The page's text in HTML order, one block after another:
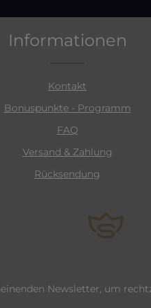
Informationen
Kontakt
Bonuspunkte - Programm
FAQ
Versand & Zahlung
Rücksendung
Newsletter, um